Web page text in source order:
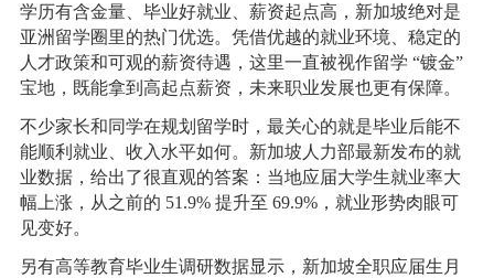
学历有含金量、毕业好就业、薪资起点高，新加坡绝对是
亚洲留学圈里的热门优选。凭借优越的就业环境、稳定的
人才政策和可观的薪资待遇，这里一直被视作留学 “镀金”
宝地，既能拿到高起点薪资，未来职业发展也更有保障。
不少家长和同学在规划留学时，最关心的就是毕业后能不
能顺利就业、收入水平如何。新加坡人力部最新发布的就
业数据，给出了很直观的答案：当地应届大学生就业率大
幅上涨，从之前的 51.9% 提升至 69.9%，就业形势肉眼可
见变好。
另有高等教育毕业生调研数据显示，新加坡全职应届生月